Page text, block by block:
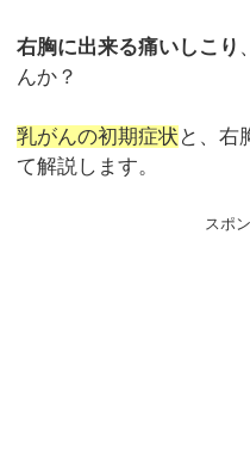
右胸に出来る痛いしこり
んか？
乳がんの初期症状 と、右
て解説します。
スポ